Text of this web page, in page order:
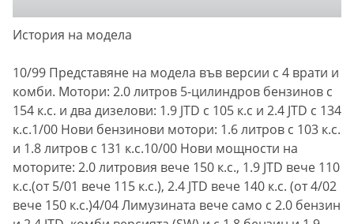
История на модела
10/99 Представяне на модела във версии с 4 врати и
комби. Мотори: 2.0 литров 5-цилиндров бензинов с
154 к.с. и два дизелови: 1.9 JTD с 105 к.с и 2.4 JTD с 134
к.с.1/00 Нови бензинови мотори: 1.6 литров с 103 к.с.
и 1.8 литров с 131 к.с.10/00 Нови мощности на
моторите: 2.0 литровия вече 150 к.с., 1.9 JTD вече 110
к.с.(от 5/01 вече 115 к.с.), 2.4 JTD вече 140 к.с. (от 4/02
вече 150 к.с.)4/04 Лимузината вече само с 2.0 бензин